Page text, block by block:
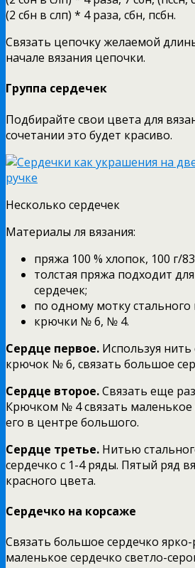
(2 сбн в слп) * 4 раза, сбн, псбн.
Связать цепочку желаемой
начале вязания цепочки.
Группа сердечек
Подбирайте свои цвета для
сочетании это будет красиво.
Несколько сердечек
Материалы ля вязания:
пряжа 100 % хлопок, 100 г/
толстая пряжа подходит
сердечек;
по одному мотку стального
крючки № 6, № 4.
Сердце первое. Используя
крючок № 6, связать большое
Сердце второе.Связать еще
Крючком № 4 связать
его в центре большого.
Сердце третье. Нитью
сердечко с 1-4 ряды. Пятый ряд
красного цвета.
Сердечко на корсаже
Связать большое сердечко
маленькое сердечко светло-